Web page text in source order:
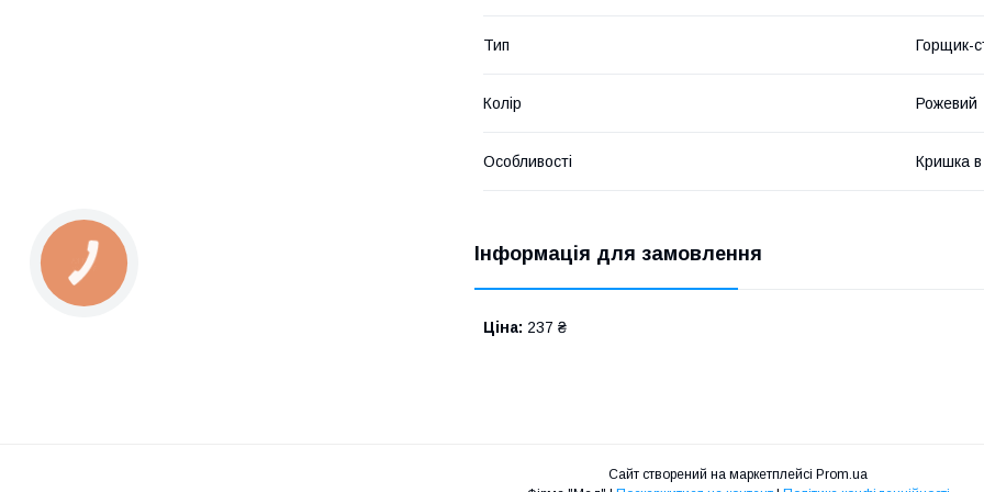
Тип Горщик-
Колір Рожевий
Особливості Кришка в
Інформація для замовлення
Ціна: 237 ₴
Сайт створений на маркетплейсі Prom.ua